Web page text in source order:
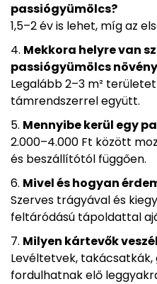
passiógyümölcs?
1,5–2 év is lehet, míg az
Mekkora helyre van
passiógyümölcs
Legalább 2–3 m²
támrendszerrel együtt.
Mennyibe kerül egy
2.000–4.000 Ft között
és beszállítótól függően.
Mivel és hogyan
Szerves trágyával és
feltáródású tápoldattal
Milyen kártevők
Levéltetvek,
fordulhatnak elő